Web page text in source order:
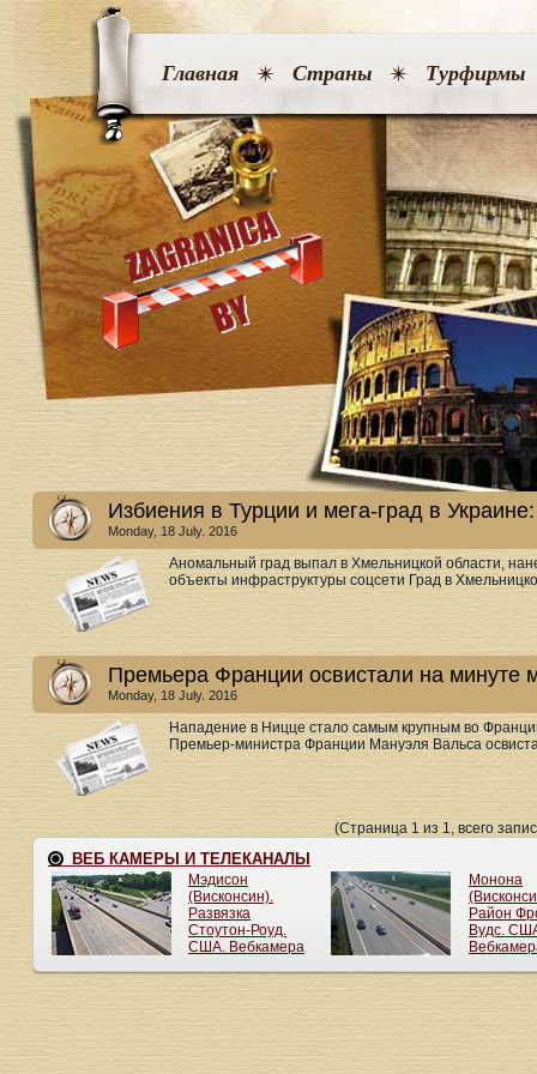
Главная Страны Турфирмы
Избиения в Турции и мега-град в
Monday, 18 July. 2016
Аномальный град выпал в Хмельницкой области,
объекты инфраструктуры соцсети Град в
Премьера Франции освистали на минуте
Monday, 18 July. 2016
Нападение в Ницце стало самым крупным во
Премьер-министра Франции Мануэля Вальса
(Страница 1 из 1, всего